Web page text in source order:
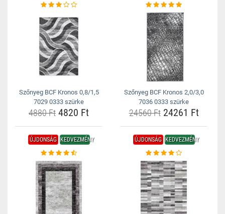
Szőnyeg BCF Kronos 0,8/1,5
7029 0333 szürke
4880 Ft 4820 Ft
Szőnyeg BCF Kronos 2,0/3,0
7036 0333 szürke
24560 Ft24261 Ft
ÚJDONSÁG KEDVEZMÉNY ÚJDONSÁG KEDVEZMÉNY